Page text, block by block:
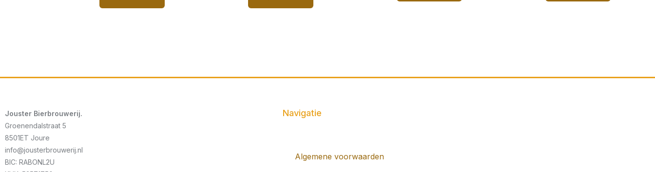
Jouster Bierbrouwerij.
Groenendalstraat 5
8501ET Joure
info@jousterbrouwerij.nl
BIC: RABONL2U
Navigatie
Algemene voorwaarden